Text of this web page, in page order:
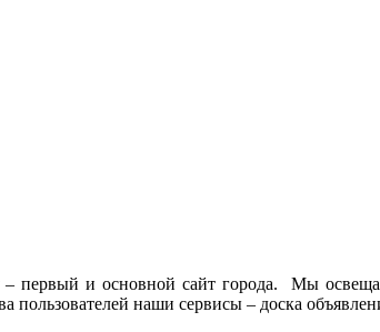
первый и основной сайт города. Мы
пользователей наши сервисы – доска